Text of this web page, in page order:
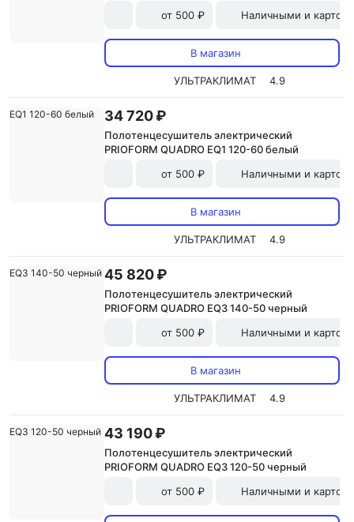
от 500 ₽ Наличными и картой
В магазин
УЛЬТРАКЛИМАТ 4.9
34 720 ₽
Полотенцесушитель электрический
PRIOFORM QUADRO EQ1 120-60 белый
от 500 ₽
Наличными и картой
В магазин
УЛЬТРАКЛИМАТ 4.9
45 820 ₽
Полотенцесушитель электрический
PRIOFORM QUADRO EQ3 140-50 черный
от 500 ₽
Наличными и картой
В магазин
УЛЬТРАКЛИМАТ 4.9
43 190 ₽
Полотенцесушитель электрический
PRIOFORM QUADRO EQ3 120-50 черный
от 500 ₽
Наличными и картой